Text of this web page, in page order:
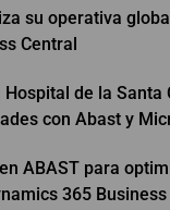
su operativa
Central
de la Santa
con Abast y
ABAST para
365